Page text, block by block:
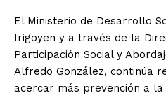
El Ministerio de Desarrollo
Irigoyen y a través de la
Participación Social y
Alfredo González, continúa
acercar más prevención a la